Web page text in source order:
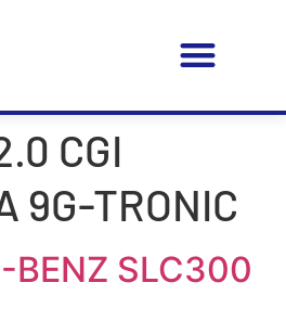
CGI
9G-TRONIC
BENZ SLC300